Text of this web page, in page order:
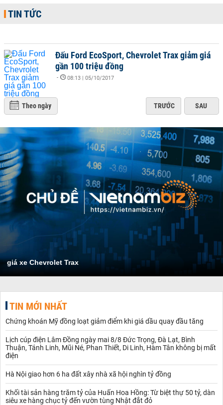
TIN TỨC
Đấu Ford EcoSport, Chevrolet Trax giảm giá
gần 100 triệu đồng
- 08:13 | 05/10/2017
Theo ngày TRƯỚC SAU
giá xe Chevrolet Trax
TIN MỚI NHẤT
Chứng khoán Mỹ đồng loạt giảm điểm khi giá dầu quay đầu tăng
Lịch cúp điện Lâm Đồng ngày mai 8/8 Đức Trọng, Đà Lạt, Bình
Thuận, Tánh Linh, Mũi Né, Phan Thiết, Di Linh, Hàm Tân không bị mất
điện
Hà Nội giao hơn 6 ha đất xây nhà xã hội nghìn tỷ đồng
Khối tài sản hàng trăm tỷ của Huấn Hoa Hồng: Từ biệt thự 50 tỷ, dàn
siêu xe hàng chục tỷ đến vườn tùng Nhật đắt đỏ